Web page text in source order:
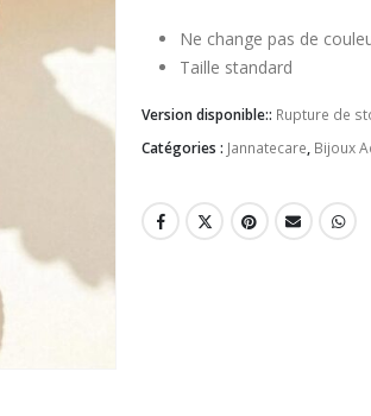
190.00
MAD.
Ne change pas de
Taille standard
Version disponible:: Rupture de
Catégories : Jannatecare, Bijoux